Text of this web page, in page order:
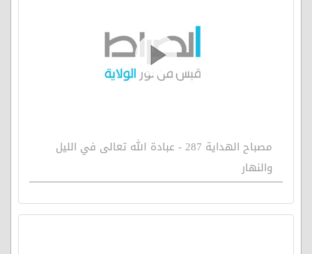
مصباح الهداية 287 - عبادة الله تعالى في الليل
والنهار